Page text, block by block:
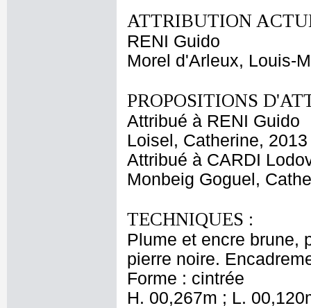
ATTRIBUTION
RENI Guido
Morel d'Arleux, Louis-
PROPOSITIONS
Attribué à RENI Guido
Loisel, Catherine, 2013
Attribué à CARDI
Monbeig Goguel,
TECHNIQUES :
Plume et encre brune,
pierre noire.
Forme : cintrée
H. 00,267m ; L.